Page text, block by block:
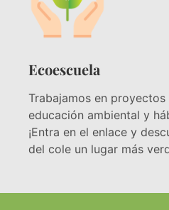
Ecoescuela
Trabajamos en proyectos
educación ambiental y
¡Entra en el enlace y
del cole un lugar más